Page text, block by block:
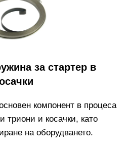
за стартер в
компонент в процеса
триони и косачки, като
на оборудването.